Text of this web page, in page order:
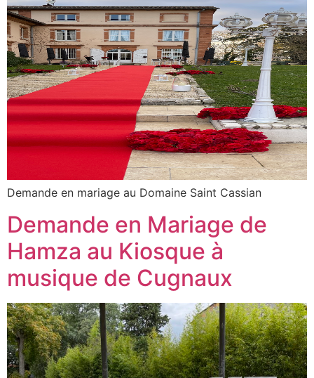
Demande en mariage au Domaine Saint Cassian
Demande en Mariage de
Hamza au Kiosque à
musique de Cugnaux